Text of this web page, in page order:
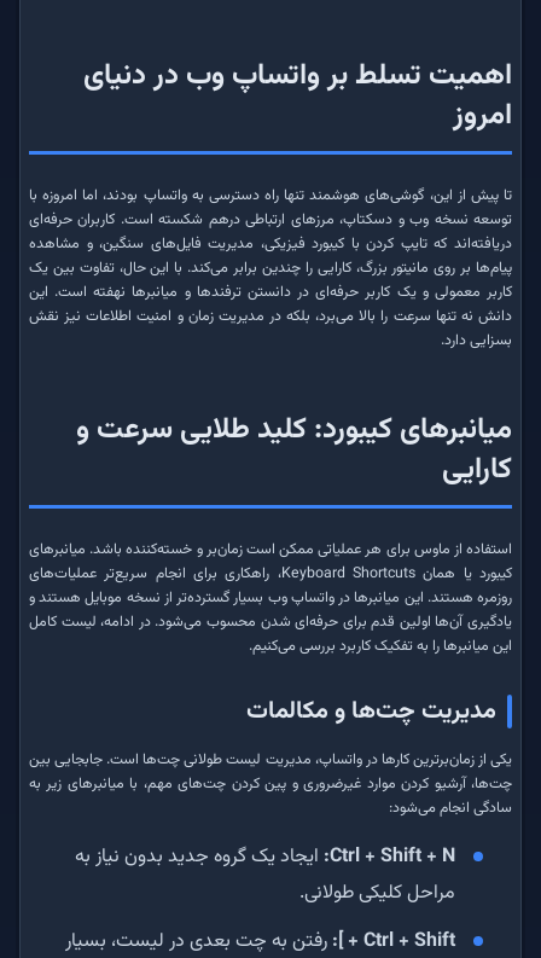
اهمیت تسلط بر واتساپ وب در دنیای
امروز
تا پیش از این، گوشی‌های هوشمند تنها راه دسترسی به واتساپ بودند، اما امروزه با
توسعه نسخه وب و دسکتاپ، مرزهای ارتباطی درهم شکسته است. کاربران حرفه‌ای
دریافته‌اند که تایپ کردن با کیبورد فیزیکی، مدیریت فایل‌های سنگین، و مشاهده
پیام‌ها بر روی مانیتور بزرگ، کارایی را چندین برابر می‌کند. با این حال، تفاوت بین یک
کاربر معمولی و یک کاربر حرفه‌ای در دانستن ترفندها و میانبرها نهفته است. این
دانش نه تنها سرعت را بالا می‌برد، بلکه در مدیریت زمان و امنیت اطلاعات نیز نقش
بسزایی دارد.
میانبرهای کیبورد: کلید طلایی سرعت و
کارایی
استفاده از ماوس برای هر عملیاتی ممکن است زمان‌بر و خسته‌کننده باشد. میانبرهای
کیبورد یا همان Keyboard Shortcuts، راهکاری برای انجام سریع‌تر عملیات‌های
روزمره هستند. این میانبرها در واتساپ وب بسیار گسترده‌تر از نسخه موبایل هستند و
یادگیری آن‌ها اولین قدم برای حرفه‌ای شدن محسوب می‌شود. در ادامه، لیست کامل
این میانبرها را به تفکیک کاربرد بررسی می‌کنیم.
مدیریت چت‌ها و مکالمات
یکی از زمان‌برترین کارها در واتساپ، مدیریت لیست طولانی چت‌ها است. جابجایی بین
چت‌ها، آرشیو کردن موارد غیرضروری و پین کردن چت‌های مهم، با میانبرهای زیر به
سادگی انجام می‌شود:
Ctrl + Shift + N: ایجاد یک گروه جدید بدون نیاز به
مراحل کلیکی طولانی.
Ctrl + Shift + ]:
رفتن به چت بعدی در لیست، بسیار